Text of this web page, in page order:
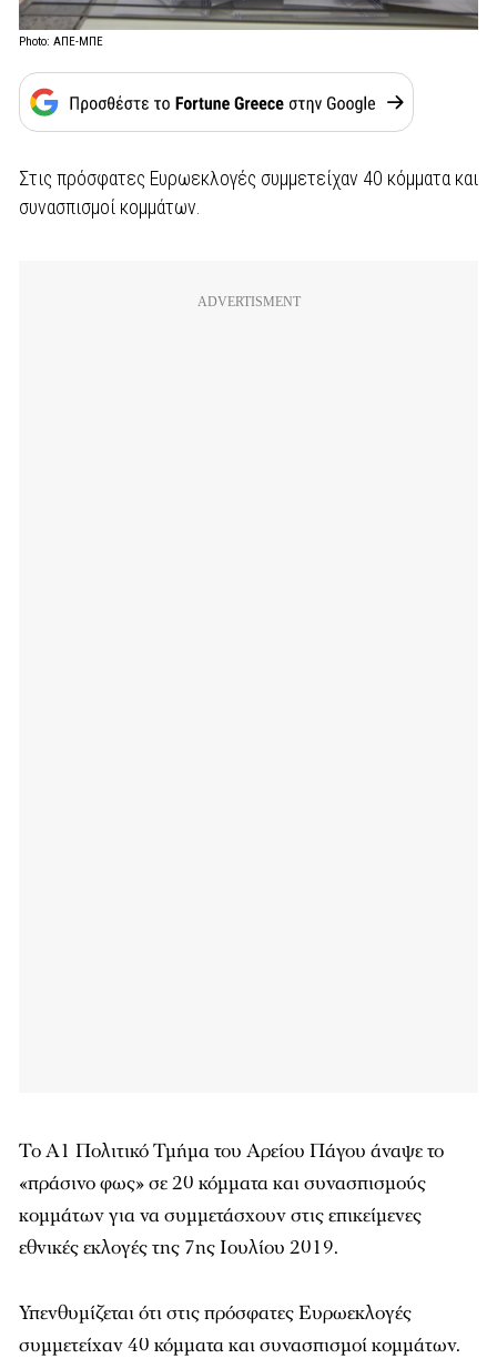
Photo: ΑΠΕ-ΜΠΕ
Στις πρόσφατες Ευρωεκλογές συμμετείχαν 40 κόμματα και
συνασπισμοί κομμάτων.
Το Α1 Πολιτικό Τμήμα του Αρείου Πάγου άναψε το
«πράσινο φως» σε 20 κόμματα και συνασπισμούς
κομμάτων για να συμμετάσχουν στις επικείμενες
εθνικές εκλογές της 7ης Ιουλίου 2019.
Υπενθυμίζεται ότι στις πρόσφατες Ευρωεκλογές
συμμετείχαν 40 κόμματα και συνασπισμοί κομμάτων.